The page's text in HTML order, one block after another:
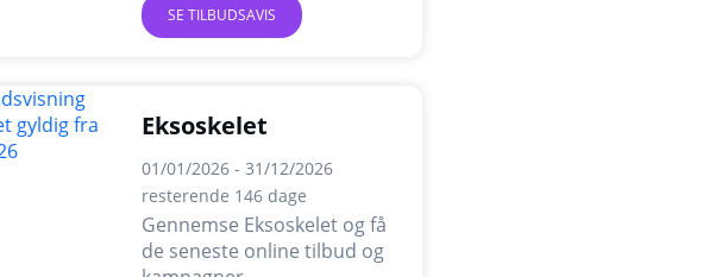
SE TILBUDSAVIS
Eksoskelet
01/01/2026 - 31/12/2026
resterende 146 dage
Gennemse Eksoskelet og få
de seneste online tilbud og